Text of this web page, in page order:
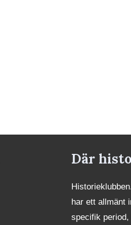
Där
har ett allmänt
specifik